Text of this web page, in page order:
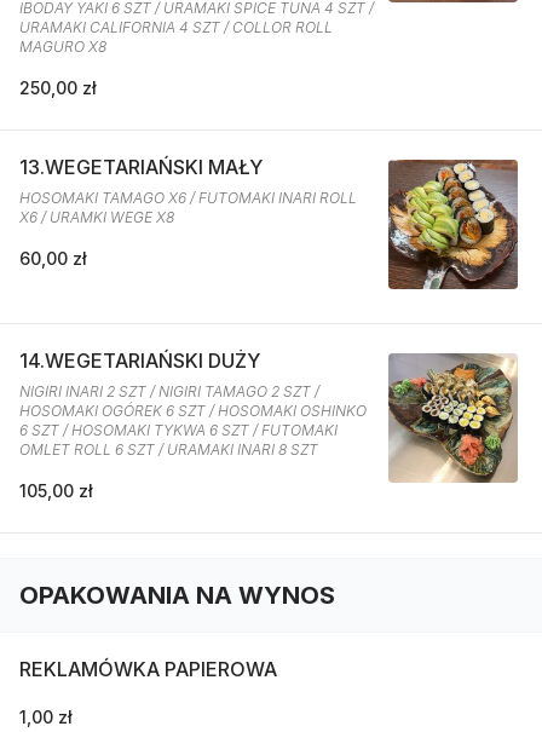
IBODAY YAKI 6 SZT / URAMAKI SPICE TUNA 4 SZT /
URAMAKI CALIFORNIA 4 SZT / COLLOR ROLL
MAGURO X8
250,00 zł
13.WEGETARIAŃSKI MAŁY
HOSOMAKI TAMAGO X6 / FUTOMAKI INARI ROLL
X6 / URAMKI WEGE X8
60,00 zł
14.WEGETARIAŃSKI DUŻY
NIGIRI INARI 2 SZT / NIGIRI TAMAGO 2 SZT /
HOSOMAKI OGÓREK 6 SZT / HOSOMAKI OSHINKO
6 SZT / HOSOMAKI TYKWA 6 SZT / FUTOMAKI
OMLET ROLL 6 SZT / URAMAKI INARI 8 SZT
105,00 zł
OPAKOWANIA NA WYNOS
REKLAMÓWKA PAPIEROWA
1,00 zł